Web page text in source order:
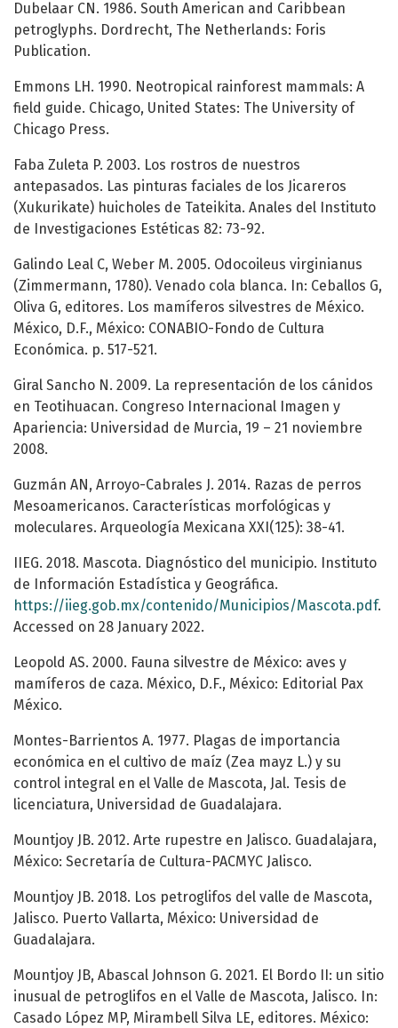
Dubelaar CN. 1986. South American and Caribbean
petroglyphs. Dordrecht, The Netherlands: Foris
Publication.
Emmons LH. 1990. Neotropical rainforest mammals: A
field guide. Chicago, United States: The University of
Chicago Press.
Faba Zuleta P. 2003. Los rostros de nuestros
antepasados. Las pinturas faciales de los Jicareros
(Xukurikate) huicholes de Tateikita. Anales del Instituto
de Investigaciones Estéticas 82: 73-92.
Galindo Leal C, Weber M. 2005. Odocoileus virginianus
(Zimmermann, 1780). Venado cola blanca. In: Ceballos G,
Oliva G, editores. Los mamíferos silvestres de México.
México, D.F., México: CONABIO-Fondo de Cultura
Económica. p. 517-521.
Giral Sancho N. 2009. La representación de los cánidos
en Teotihuacan. Congreso Internacional Imagen y
Apariencia: Universidad de Murcia, 19 – 21 noviembre
2008.
Guzmán AN, Arroyo-Cabrales J. 2014. Razas de perros
Mesoamericanos. Características morfológicas y
moleculares. Arqueología Mexicana XXI(125): 38-41.
IIEG. 2018. Mascota. Diagnóstico del municipio. Instituto
de Información Estadística y Geográfica.
https://iieg.gob.mx/contenido/Municipios/Mascota.pdf.
Accessed on 28 January 2022.
Leopold AS. 2000. Fauna silvestre de México: aves y
mamíferos de caza. México, D.F., México: Editorial Pax
México.
Montes-Barrientos A. 1977. Plagas de importancia
económica en el cultivo de maíz (Zea mayz L.) y su
control integral en el Valle de Mascota, Jal. Tesis de
licenciatura, Universidad de Guadalajara.
Mountjoy JB. 2012. Arte rupestre en Jalisco. Guadalajara,
México: Secretaría de Cultura-PACMYC Jalisco.
Mountjoy JB. 2018. Los petroglifos del valle de Mascota,
Jalisco. Puerto Vallarta, México: Universidad de
Guadalajara.
Mountjoy JB, Abascal Johnson G. 2021. El Bordo II: un sitio
inusual de petroglifos en el Valle de Mascota, Jalisco. In:
Casado López MP, Mirambell Silva LE, editores. México: